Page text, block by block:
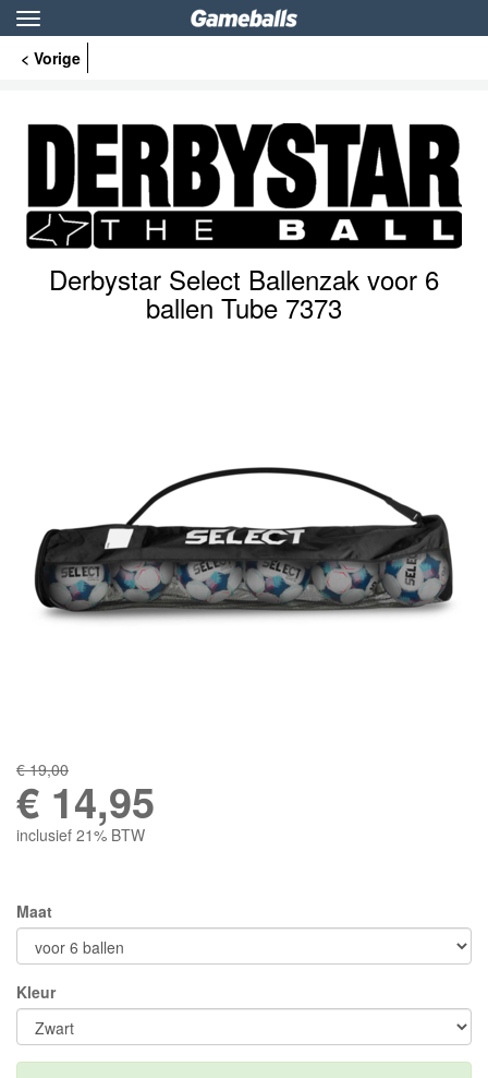
Toggle
navigation
< Vorige
Derbystar Select Ballenzak voor 6
ballen Tube 7373
€ 19,00
€ 14,95
inclusief 21% BTW
Maat
Kleur